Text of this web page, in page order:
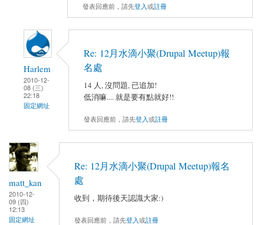
發表回應前，請先登入或註冊
Harlem
2010-12-
08 (三)
22:18
固定網址
Re: 12月水滴小聚(Drupal Meetup)報
名處
14 人, 沒問題, 已追加!
低消嘛.... 就是要有點就好!!
發表回應前，請先登入或註冊
matt_kan
2010-12-
09 (四)
12:13
固定網址
Re: 12月水滴小聚(Drupal Meetup)報名
處
收到，期待後天認識大家:)
發表回應前，請先登入或註冊